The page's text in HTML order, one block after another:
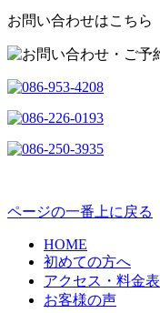
お問い合わせはこちら
ページの一番上に戻る
HOME
初めての方へ
アクセス・料金表
お客様の声